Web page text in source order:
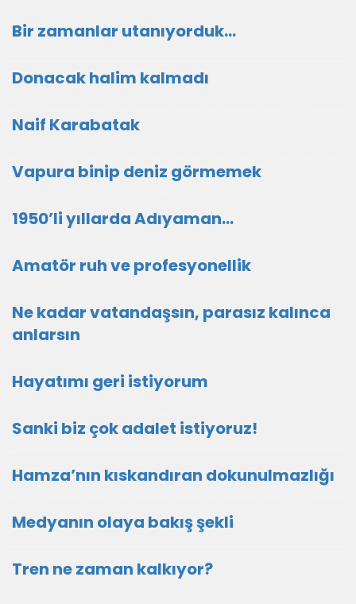
Bir zamanlar utanıyorduk…
Donacak halim kalmadı
Naif Karabatak
Vapura binip deniz görmemek
1950’li yıllarda Adıyaman…
Amatör ruh ve profesyonellik
Ne kadar vatandaşsın, parasız kalınca
anlarsın
Hayatımı geri istiyorum
Sanki biz çok adalet istiyoruz!
Hamza’nın kıskandıran dokunulmazlığı
Medyanın olaya bakış şekli
Tren ne zaman kalkıyor?